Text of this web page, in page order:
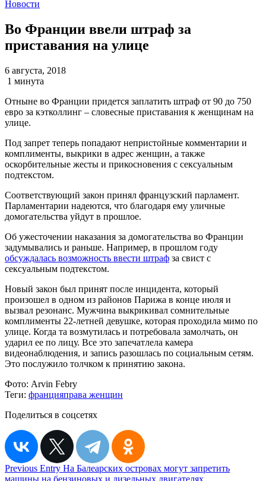
Новости
Во Франции ввели штраф за
приставания на улице
6 августа, 2018
1 минута
Отныне во Франции придется заплатить штраф от 90 до 750
евро за кэтколлинг – словесные приставания к женщинам на
улице.
Под запрет теперь попадают непристойные комментарии и
комплименты, выкрики в адрес женщин, а также
оскорбительные жесты и прикосновения с сексуальным
подтекстом.
Соответствующий закон принял французский парламент.
Парламентарии надеются, что благодаря ему уличные
домогательства уйдут в прошлое.
Об ужесточении наказания за домогательства во Франции
задумывались и раньше. Например, в прошлом году
обсуждалась возможность ввести штраф за свист с
сексуальным подтекстом.
Новый закон был принят после инцидента, который
произошел в одном из районов Парижа в конце июля и
вызвал резонанс. Мужчина выкрикивал сомнительные
комплименты 22-летней девушке, которая проходила мимо по
улице. Когда та возмутилась и потребовала замолчать, он
ударил ее по лицу. Все это запечатлела камера
видеонаблюдения, и запись разошлась по социальным сетям.
Это послужило толчком к принятию закона.
Фото: Arvin Febry
Теги: францияправа женщин
Поделиться в соцсетях
Навигация
Previous Entry На Балеарских островах могут запретить
машины на бензиновых и дизельных двигателях